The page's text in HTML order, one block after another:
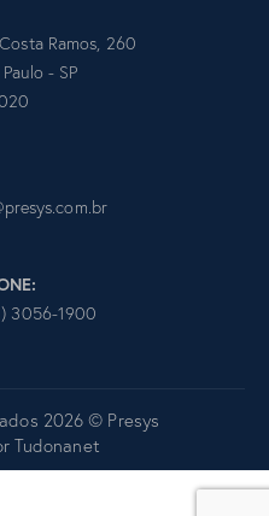
Ramos, 260
- SP
3056-1900
2026 © Presys
Tudonanet